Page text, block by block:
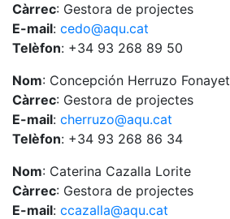
Càrrec: Gestora de projectes
E-mail: cedo@aqu.cat
Telèfon: +34 93 268 89 50
Nom: Concepción Herruzo Fonayet
Càrrec: Gestora de projectes
E-mail: cherruzo@aqu.cat
Telèfon: +34 93 268 86 34
Nom: Caterina Cazalla Lorite
Càrrec: Gestora de projectes
E-mail: ccazalla@aqu.cat